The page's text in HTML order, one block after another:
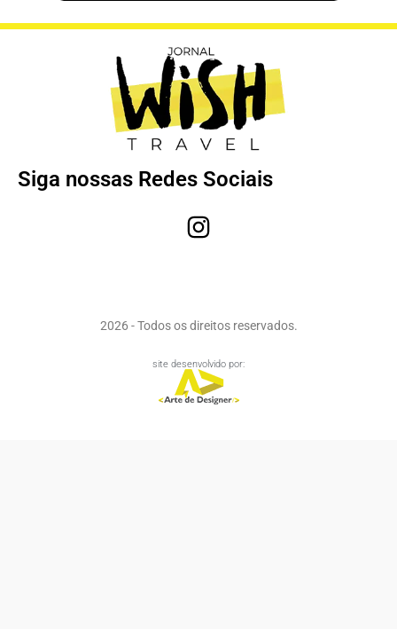
Siga nossas Redes Sociais
2026 - Todos os direitos reservados.
site desenvolvido por: